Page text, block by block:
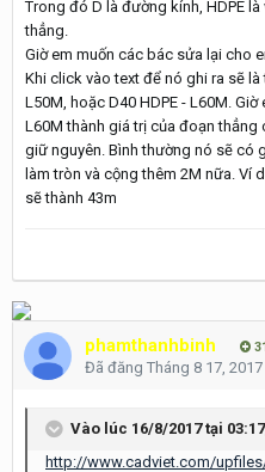
Trong đó D là đường kính, HDPE
thẳng.
Giờ em muốn các bác sửa lại cho
Khi click vào text để nó ghi ra sẽ
L50M, hoặc D40 HDPE - L60M.
L60M thành giá trị của đoạn thẳng
giữ nguyên. Bình thường nó sẽ có
làm tròn và cộng thêm 2M nữa. Ví
sẽ thành 43m
phamthanhbinh
Đã đăng Tháng 8 17, 2017
Vào lúc 16/8/2017 tại
http://www.cadviet.com/